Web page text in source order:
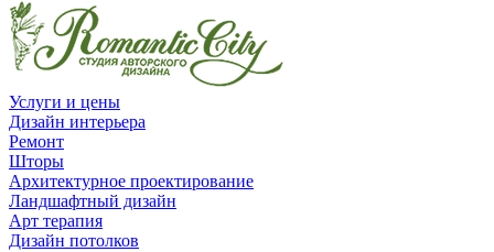
Услуги и цены
Дизайн интерьера
Ремонт
Шторы
Архитектурное проектирование
Ландшафтный дизайн
Арт терапия
Дизайн потолков